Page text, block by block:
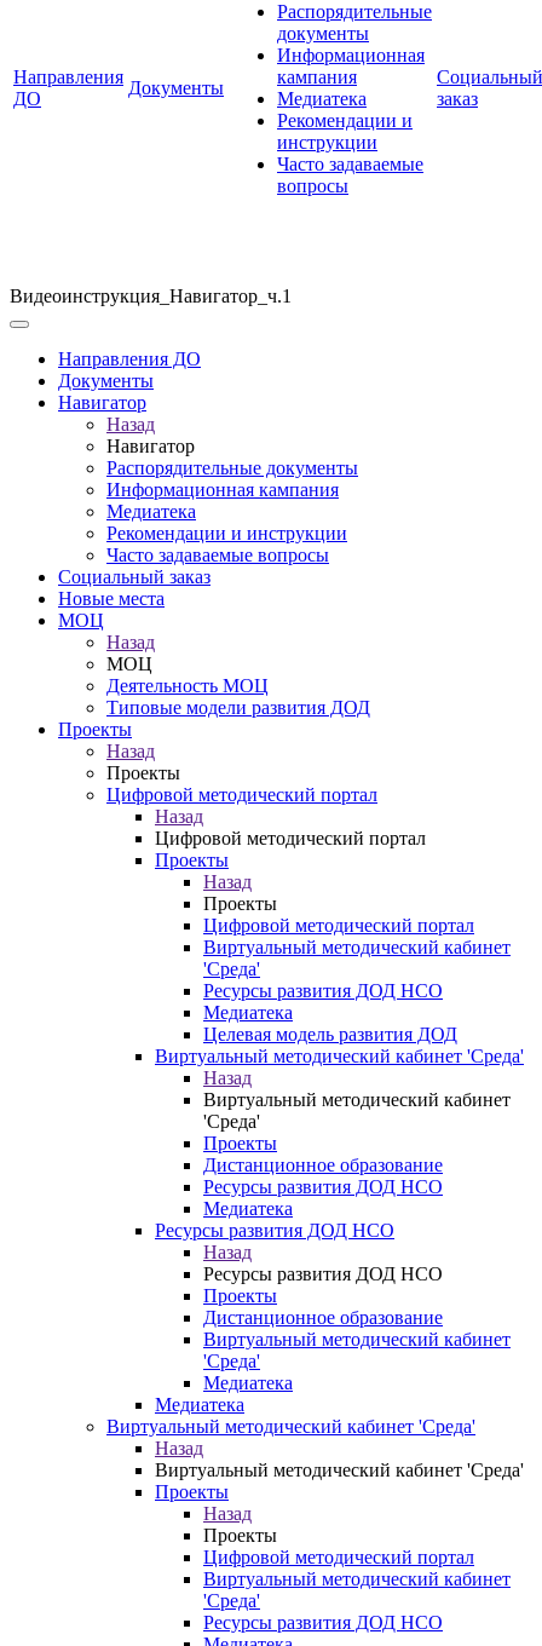
Направления
ДО
Документы
Распорядительные
документы
Информационная
кампания
Медиатека
Рекомендации и
инструкции
Часто задаваемые
вопросы
Социальный
заказ
Видеоинструкция_Навигатор_ч.1
Направления ДО
Документы
Навигатор
Назад
Навигатор
Распорядительные документы
Информационная кампания
Медиатека
Рекомендации и инструкции
Часто задаваемые вопросы
Социальный заказ
Новые места
МОЦ
Назад
МОЦ
Деятельность МОЦ
Типовые модели развития ДОД
Проекты
Назад
Проекты
Цифровой методический портал
Назад
Цифровой методический портал
Проекты
Назад
Проекты
Цифровой методический портал
Виртуальный методический кабинет
'Среда'
Ресурсы развития ДОД НСО
Медиатека
Целевая модель развития ДОД
Виртуальный методический кабинет 'Среда'
Назад
Виртуальный методический кабинет
'Среда'
Проекты
Дистанционное образование
Ресурсы развития ДОД НСО
Медиатека
Ресурсы развития ДОД НСО
Назад
Ресурсы развития ДОД НСО
Проекты
Дистанционное образование
Виртуальный методический кабинет
'Среда'
Медиатека
Медиатека
Виртуальный методический кабинет 'Среда'
Назад
Виртуальный методический кабинет 'Среда'
Проекты
Назад
Проекты
Цифровой методический портал
Виртуальный методический кабинет
'Среда'
Ресурсы развития ДОД НСО